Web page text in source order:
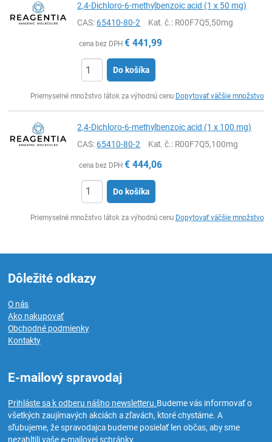
2,4-Dichloro-6-methylbenzoic acid (1 x 50 mg)
CAS:65410-80-2 Kat. č.: R00F7Q5,50mg
cena bez DPH € 441,99
Do košíka
Priemyselné množstvo látok za výhodnú cenu Dopytovať väčšie množstvo
2,4-Dichloro-6-methylbenzoic acid (1 x 100 mg)
CAS:65410-80-2 Kat. č.: R00F7Q5,100mg
cena bez DPH € 444,06
Do košíka
Priemyselné množstvo látok za výhodnú cenu Dopytovať väčšie množstvo
Dôležité odkazy
O nás
Ako nakupovať
Obchodné podmienky
Kontakty
E-mailový spravodaj
Prihláste sa k odberu nášho newsletteru.Budeme vás informovať o
všetkých zaujímavých akciách a zľavách, ktoré chystáme. A
sľubujeme, že spravodajca budeme posielať len občas, aby sme
nezahltili vaše e-mailovej schránky.